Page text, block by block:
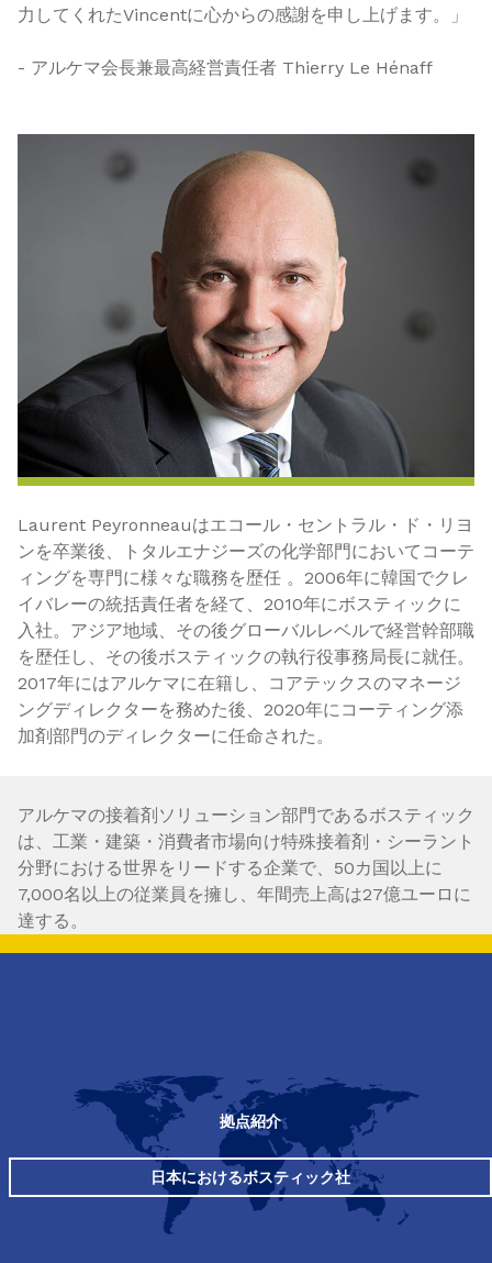
力してくれたVincentに心からの感謝を申し上げます。」
- アルケマ会長兼最高経営責任者 Thierry Le Hénaff
Laurent Peyronneauはエコール・セントラル・ド・リヨ
ンを卒業後、トタルエナジーズの化学部門においてコーテ
ィングを専門に様々な職務を歴任 。2006年に韓国でクレ
イバレーの統括責任者を経て、2010年にボスティックに
入社。アジア地域、その後グローバルレベルで経営幹部職
を歴任し、その後ボスティックの執行役事務局長に就任。
2017年にはアルケマに在籍し、コアテックスのマネージ
ングディレクターを務めた後、2020年にコーティング添
加剤部門のディレクターに任命された。
アルケマの接着剤ソリューション部門であるボスティック
は、工業・建築・消費者市場向け特殊接着剤・シーラント
分野における世界をリードする企業で、50カ国以上に
7,000名以上の従業員を擁し、年間売上高は27億ユーロに
達する。
拠点紹介
日本におけるボスティック社